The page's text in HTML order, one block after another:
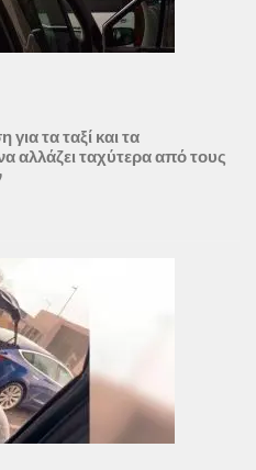
για τα ταξί και τα
αλλάζει ταχύτερα από τους